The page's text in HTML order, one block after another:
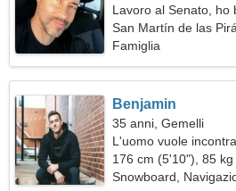
Lavoro al Senato, ho
gentile
San Martín de las
Famiglia
Benjamin
35 anni, Gemelli
L'uomo vuole
176 cm (5'10"), 85
Snowboard,